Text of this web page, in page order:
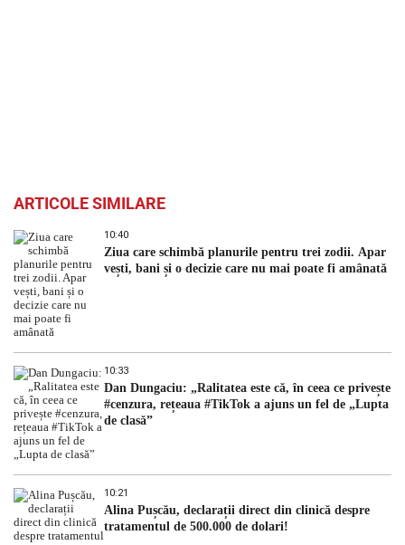
ARTICOLE SIMILARE
10:40
Ziua care schimbă planurile pentru trei zodii. Apar
vești, bani și o decizie care nu mai poate fi amânată
10:33
Dan Dungaciu: „Ralitatea este că, în ceea ce privește
#cenzura, rețeaua #TikTok a ajuns un fel de „Lupta
de clasă”
10:21
Alina Pușcău, declarații direct din clinică despre
tratamentul de 500.000 de dolari!